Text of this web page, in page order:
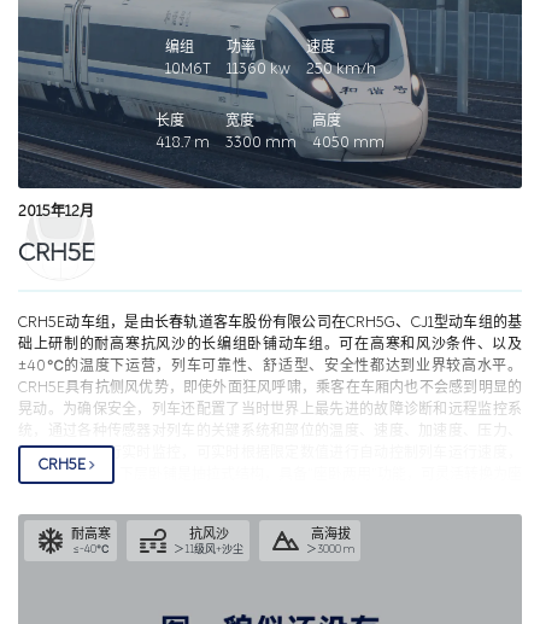
编组
10M6T
功率
11360 kw
速度
250km/h
长度
418.7m
宽度
3300 mm
高度
4050mm
2015年12月
CRH5E
CRH5E动车组，是由长春轨道客车股份有限公司在CRH5G、CJ1型动车组的基
础上研制的耐高寒抗风沙的长编组卧铺动车组。可在高寒和风沙条件、以及
±40℃的温度下运营，列车可靠性、舒适型、安全性都达到业界较高水平。
CRH5E具有抗侧风优势，即使外面狂风呼啸，乘客在车厢内也不会感到明显的
晃动。为确保安全，列车还配置了当时世界上最先进的故障诊断和远程监控系
统，通过各种传感器对列车的关键系统和部位的温度、速度、加速度、压力、
绝缘性能等进行实时监控，可实时根据限定数值进行自动控制列车运行速度，
做到安全出行。下层卧铺是抽拉式结构，具备“座卧两用”功能，可灵活转换为座
提供扶手，而作为卧铺使用时又可恢复床铺宽度，使得动车组既可在夜间以卧
车运营，也能在日间以卧代座的形式运营，每个下铺可以作为三个座位使用，
提高了卧铺动车组的利用率，也提高乘坐舒适性。每节车厢有3个卫生间，可以
CRH5E
耐高寒
≤-40℃
抗风沙
＞11级风+沙尘
高海拔
＞3000 m